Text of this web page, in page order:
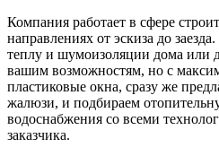
Компания работает в сфере
направлениях от эскиза до
теплу и шумоизоляции дома или
вашим возможностям, но с
пластиковые окна, сразу же
жалюзи, и подбираем
водоснабжения со всеми
заказчика.